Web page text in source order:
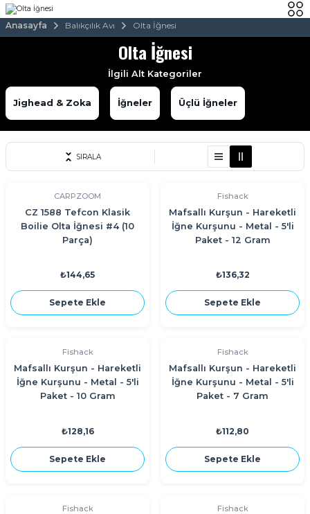
Anasayfa Balıkçılık Avı Olta İğnesi
Olta İğnesi
İlgili Alt Kategoriler
Jighead & Zoka İğneler Üçlü İğneler
SIRALA
CARPZOOM
CZ 1588 Tefcon Klasik
Boilie Olta İğnesi #4 (10
Parça)
₺144,65
Sepete Ekle
Fishack
Mafsallı Kurşun - Hareketli
İğne Kurşunu - Metal - 5'li
Paket - 12 Gram
₺136,32
Sepete Ekle
Fishack
Mafsallı Kurşun - Hareketli
İğne Kurşunu - Metal - 5'li
Paket - 10 Gram
₺128,16
Sepete Ekle
Fishack
Mafsallı Kurşun - Hareketli
İğne Kurşunu - Metal - 5'li
Paket - 7 Gram
₺112,80
Sepete Ekle
Fishack Fishack